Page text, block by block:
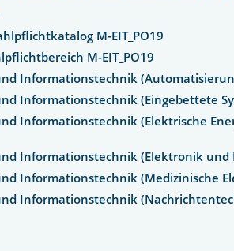
M-EIT_PO19
M-EIT_PO19
Informationstechnik
Informationstechnik (Eingebettete
Informationstechnik (Elektrische
Informationstechnik (Elektronik und
Informationstechnik (Medizinische
Informationstechnik